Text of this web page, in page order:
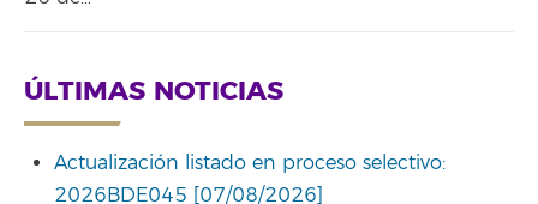
ÚLTIMAS NOTICIAS
Actualización listado en proceso selectivo:
2026BDE045 [07/08/2026]